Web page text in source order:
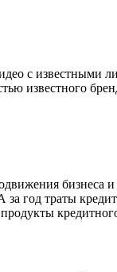
с
известного
год траты